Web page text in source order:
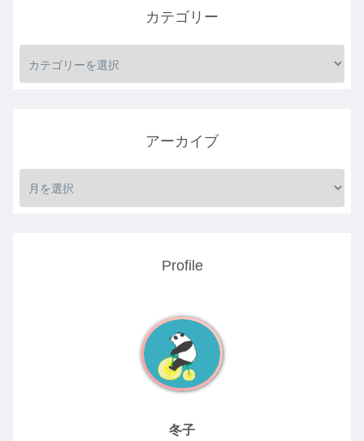
カテゴリー
アーカイブ
Profile
冬子